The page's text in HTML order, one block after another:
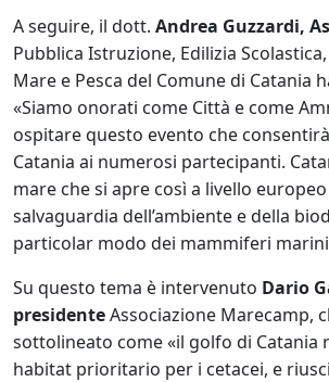
A seguire, il dott. Andrea Guzzardi,
Pubblica Istruzione, Edilizia
Mare e Pesca del Comune di Catania
«Siamo onorati come Città e come
ospitare questo evento che
Catania ai numerosi partecipanti.
mare che si apre così a livello
salvaguardia dell’ambiente e della
particolar modo dei mammiferi
Su questo tema è intervenuto Dario
presidenteAssociazione Marecamp,
sottolineato come «il golfo di Catania
habitat prioritario per i cetacei, e